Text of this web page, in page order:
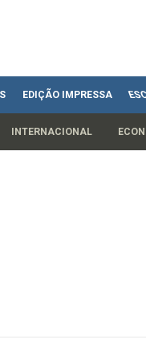
EDIÇÃO IMPRESSA
INTERNACIONAL